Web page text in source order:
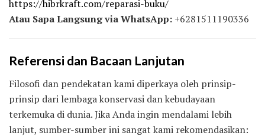
https://hibrkraft.com/reparasi-buku/
Atau Sapa Langsung via WhatsApp: +6281511190336
Referensi dan Bacaan Lanjutan
Filosofi dan pendekatan kami diperkaya oleh prinsip-
prinsip dari lembaga konservasi dan kebudayaan
terkemuka di dunia. Jika Anda ingin mendalami lebih
lanjut, sumber-sumber ini sangat kami rekomendasikan: